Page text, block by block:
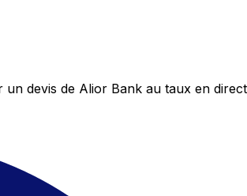
devis de Alior Bank au taux en